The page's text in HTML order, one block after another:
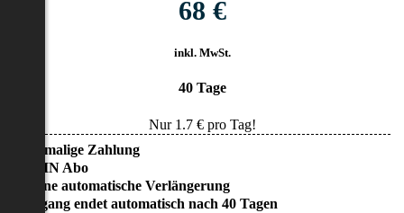
68 €
inkl. MwSt.
40 Tage
Nur 1.7€ pro Tag!
• Einmalige Zahlung
• KEIN Abo
• Keine automatische Verlängerung
• Zugang endet automatisch nach 40 Tagen